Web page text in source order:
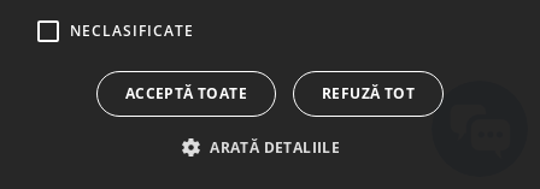
ESTONIAN
FINNISH
NECLASIFICATE
ACCEPTĂ TOATE REFUZĂ TOT
ARATĂ DETALIILE